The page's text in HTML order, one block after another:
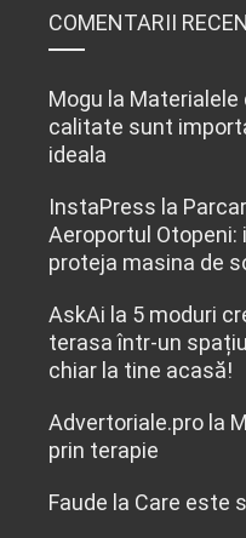
COMENTARII
Mogu la Materialele
calitate sunt
ideala
InstaPress la
Aeroportul
proteja masina de
AskAi la 5 moduri
terasa într-un
chiar la tine acasă!
Advertoriale.pro la
prin terapie
Faude la Care este